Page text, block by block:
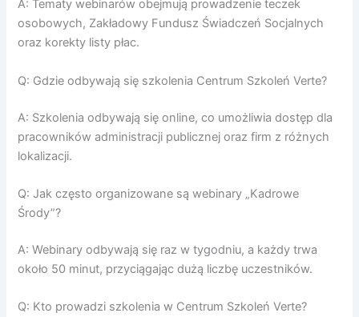
A: Tematy webinarów obejmują prowadzenie teczek
osobowych, Zakładowy Fundusz Świadczeń Socjalnych
oraz korekty listy płac.
Q: Gdzie odbywają się szkolenia Centrum Szkoleń Verte?
A: Szkolenia odbywają się online, co umożliwia dostęp dla
pracowników administracji publicznej oraz firm z różnych
lokalizacji.
Q: Jak często organizowane są webinary „Kadrowe
Środy”?
A: Webinary odbywają się raz w tygodniu, a każdy trwa
około 50 minut, przyciągając dużą liczbę uczestników.
Q: Kto prowadzi szkolenia w Centrum Szkoleń Verte?